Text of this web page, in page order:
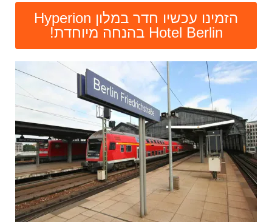
הזמינו עכשיו חדר במלון Hyperion
Hotel Berlin בהנחה מיוחדת!